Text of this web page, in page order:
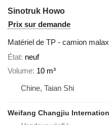
Sinotruk Howo
Prix sur demande
Matériel de TP - camion
État neuf
Volume 10 m³
Chine, Taian Shi
Weifang Changjiu